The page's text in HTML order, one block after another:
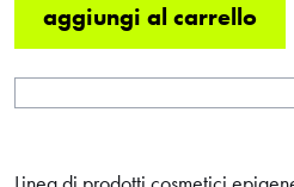
aggiungi al carrello